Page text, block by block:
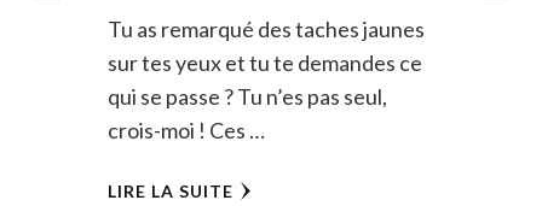
Tu as remarqué des taches jaunes
sur tes yeux et tu te demandes ce
qui se passe ? Tu n’es pas seul,
crois-moi ! Ces …
LIRE LA SUITE